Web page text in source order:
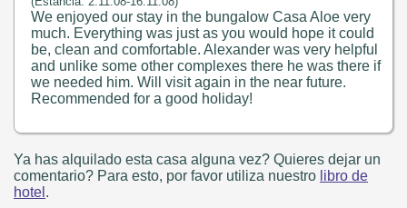
We enjoyed our stay in the bungalow Casa Aloe very
much. Everything was just as you would hope it could
be, clean and comfortable. Alexander was very helpful
and unlike some other complexes there he was there if
we needed him. Will visit again in the near future.
Recommended for a good holiday!
Ya has alquilado esta casa alguna vez? Quieres dejar un
comentario? Para esto, por favor utiliza nuestro libro de
hotel .